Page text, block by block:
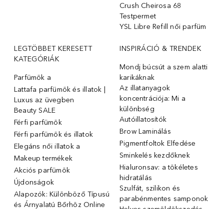
Crush Cheirosa 68
Testpermet
YSL Libre Refill női parfüm
LEGTÖBBET KERESETT
KATEGÓRIÁK
Parfümök ️a
Lattafa parfümök és illatok |
Luxus az üvegben
Beauty SALE
Férfi parfümök
Férfi parfümök és illatok
Elegáns női illatok ️a
Makeup termékek
Akciós parfümök
Újdonságok
Alapozók: Különböző Típusú
és Árnyalatú Bőrhöz Online
INSPIRÁCIÓ & TRENDEK
Mondj búcsút a szem alatti
karikáknak
Az illatanyagok
koncentrációja: Mi a
különbség
Autóillatosítók
Brow Laminálás
Pigmentfoltok Elfedése
Sminkelés kezdőknek
Hialuronsav: a tökéletes
hidratálás
Szulfát, szilikon és
parabénmentes samponok